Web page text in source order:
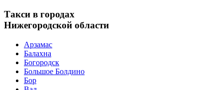
Такси в городах
Нижегородской области
Арзамас
Балахна
Богородск
Большое Болдино
Бор